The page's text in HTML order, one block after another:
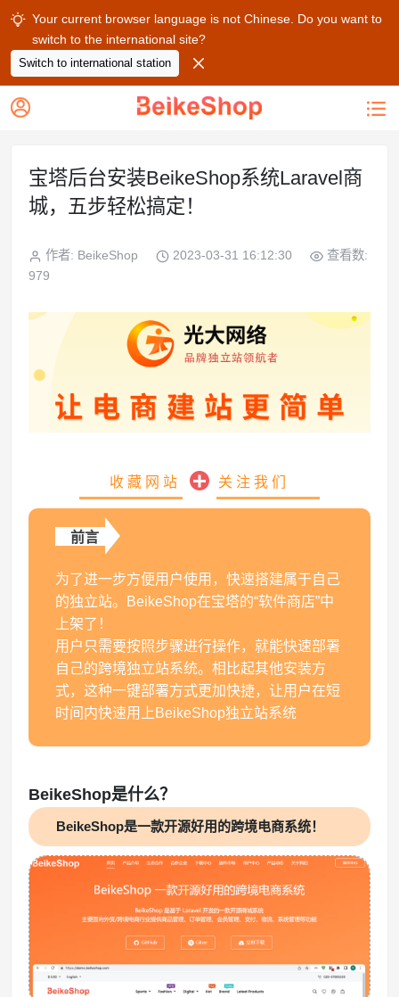
 Your current browser language is not Chinese. Do you want to
switch to the international site?
Switch to international station 
 
宝塔后台安装BeikeShop系统Laravel商
城，五步轻松搞定！
作者: BeikeShop 2023-03-31 16:12:30
查看数:
979
收藏网站 关注我们
前言
为了进一步方便用户使用，快速搭建属于自己
的独立站。BeikeShop在宝塔的“软件商店”中
上架了！
用户只需要按照步骤进行操作，就能快速部署
自己的跨境独立站系统。相比起其他安装方
式，这种一键部署方式更加快捷，让用户在短
时间内快速用上BeikeShop独立站系统
BeikeShop是什么？
BeikeShop是一款开源好用的跨境电商系统！